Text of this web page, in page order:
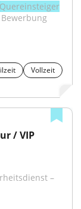
Quereinsteiger
Vollzeit
/ VIP
–